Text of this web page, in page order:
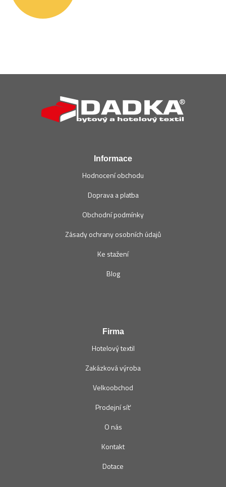
Informace
Hodnocení obchodu
Doprava a platba
Obchodní podmínky
Zásady ochrany osobních údajů
Ke stažení
Blog
Firma
Hotelový textil
Zakázková výroba
Velkoobchod
Prodejní síť
O nás
Kontakt
Dotace